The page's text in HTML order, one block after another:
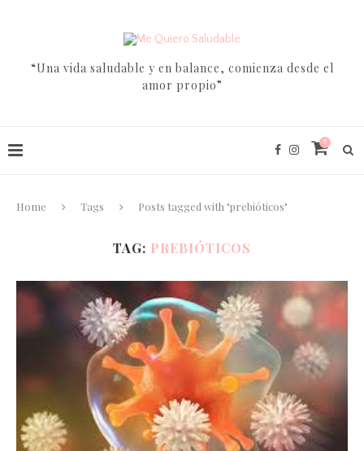
“Una vida saludable y en balance, comienza desde el
amor propio”
0
Home Tags Posts tagged with "prebióticos"
TAG: PREBIÓTICOS